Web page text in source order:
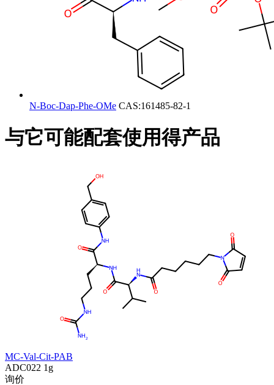
N-Boc-Dap-Phe-OMe CAS:161485-82-1
与它可能配套使用得产品
MC-Val-Cit-PAB
ADC022 1g
询价